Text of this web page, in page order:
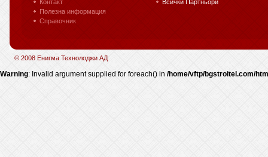
Контакт
Полезна информация
Справочник
Всички Партньори
© 2008 Енигма Технолоджи АД
Warning: Invalid argument supplied for foreach() in /home/vftp/bgstroitel.com/